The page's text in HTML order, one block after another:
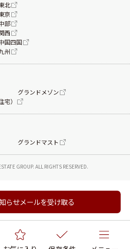
メールを受け取る
らせメールを受け取る
GROUP. ALL RIGHTS RESERVED.
北
京
部
西
国四国
州
グランドメゾン
）
グランドマスト